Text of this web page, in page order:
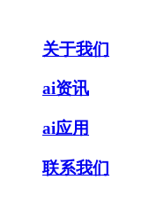
关于我们
ai资讯
ai应用
联系我们